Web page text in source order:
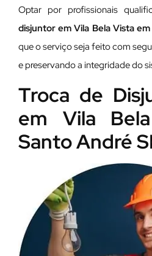
Optar por profissionais
disjuntor em Vila Bela Vista
que o serviço seja feito com
e preservando a integridade do
Troca de
em Vila
Santo André